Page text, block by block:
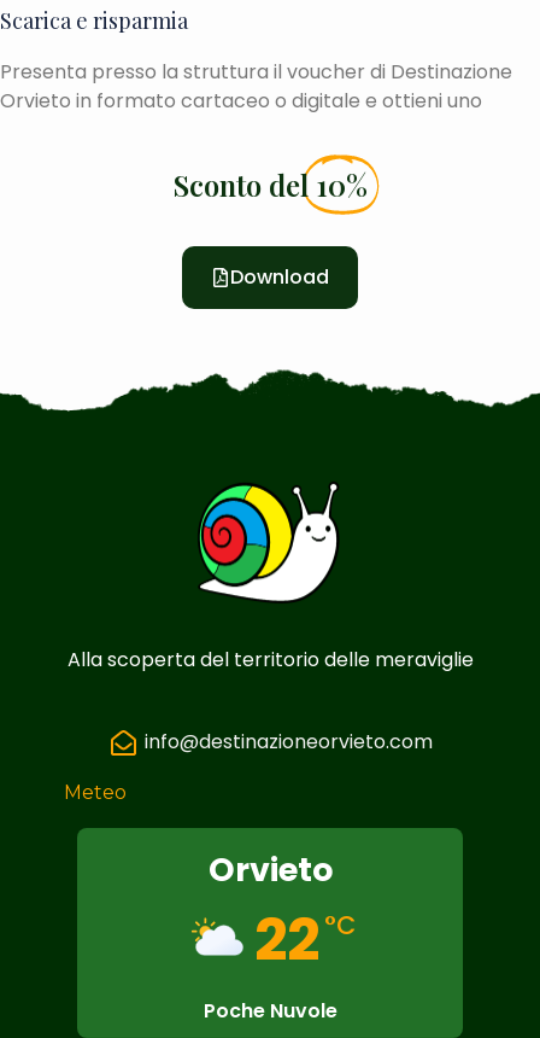
Scarica e risparmia
Presenta presso la struttura il voucher di Destinazione
Orvieto in formato cartaceo o digitale e ottieni uno
Sconto del10%
Download
Alla scoperta del territorio delle meraviglie
info@destinazioneorvieto.com
Meteo
Orvieto
22 °C
Poche Nuvole